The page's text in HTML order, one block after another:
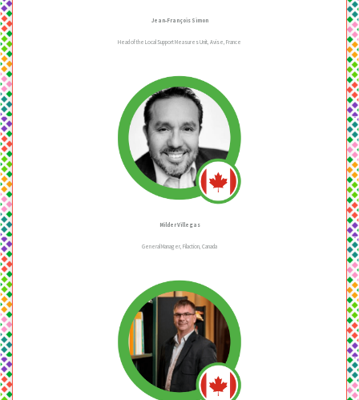
Jean-François Simon
Head of the Local Support Measures Unit, Avise, France
Milder Villegas
General Manager, Filaction, Canada